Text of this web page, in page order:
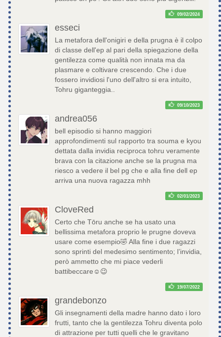
09/02/2024
esseci
La metafora dell'onigiri e della prugna è il colpo
di classe dell'ep al pari della spiegazione della
gentilezza come qualità non innata ma da
plasmare e coltivare crescendo. Che i due
fossero invidiosi l'uno dell'altro si era intuito,
Tohru giganteggia..
09/10/2023
andrea056
bell episodio si hanno maggiori
approfondimenti sul rapporto tra souma e kyou
dettata dalla invidia reciproca tohru veramente
brava con la citazione anche se la prugna ma
riesco a vedere il bel pg che e alla fine dell ep
arriva una nuova ragazza mhh
02/01/2023
CloveRed
Certo che Tōru anche se ha usato una
bellissima metafora proprio le prugne doveva
usare come esempio🤣 Alla fine i due ragazzi
sono sprinti del medesimo sentimento; l’invidia,
però ammetto che mi piace vederli
battibeccare☺️😉
19/07/2022
grandebonzo
Gli insegnamenti della madre hanno dato i loro
frutti, tanto che la gentilezza Tohru diventa polo
di attrazione per tutti quelli che le gravitano